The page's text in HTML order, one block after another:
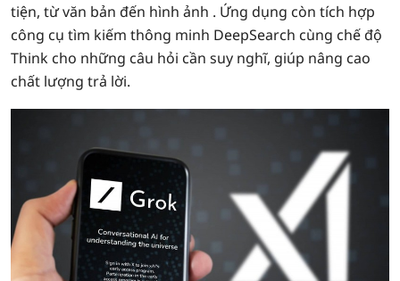
tiện, từ văn bản đến hình ảnh . Ứng dụng còn tích hợp
công cụ tìm kiếm thông minh DeepSearch cùng chế độ
Think cho những câu hỏi cần suy nghĩ, giúp nâng cao
chất lượng trả lời.